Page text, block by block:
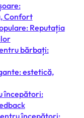
Confort
Reputația
bărbați:
estetică,
începători: